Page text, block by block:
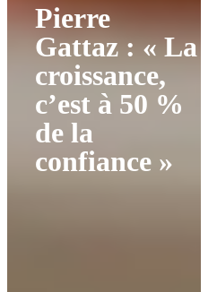
Pierre
Gattaz : « La
croissance,
c’est à 50 %
de la
confiance »